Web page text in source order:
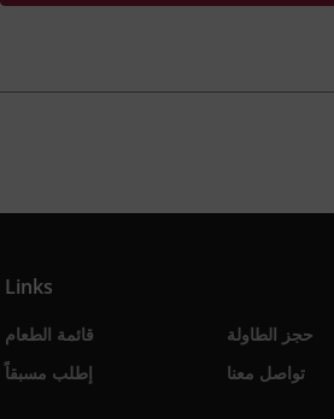
Links
قائمة الطعام
حجز الطاولة
إطلب مسبقاً
تواصل معنا